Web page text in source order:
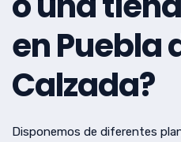
en Puebla
Calzada?
Disponemos de diferentes